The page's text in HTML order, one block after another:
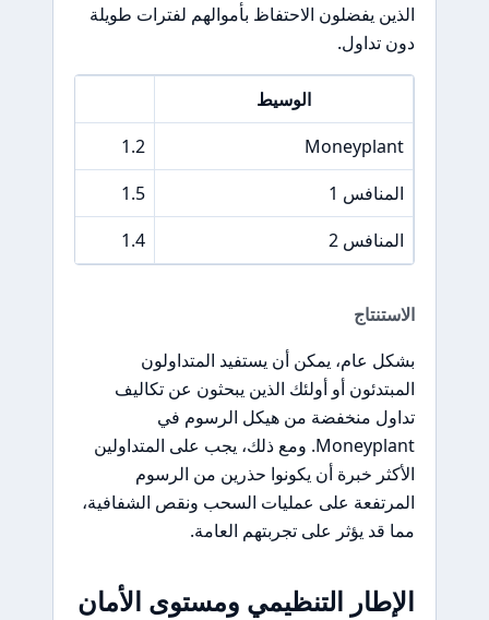
الذين يفضلون الاحتفاظ بأموالهم لفترات طويلة
دون تداول.
الوسيط
Moneyplant
1.2
المنافس 1
1.5
المنافس 2
1.4
الاستنتاج
بشكل عام، يمكن أن يستفيد المتداولون
المبتدئون أو أولئك الذين يبحثون عن تكاليف
تداول منخفضة من هيكل الرسوم في
Moneyplant. ومع ذلك، يجب على المتداولين
الأكثر خبرة أن يكونوا حذرين من الرسوم
المرتفعة على عمليات السحب ونقص الشفافية،
مما قد يؤثر على تجربتهم العامة.
الإطار التنظيمي ومستوى الأمان